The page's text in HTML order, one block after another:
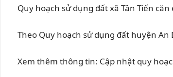
Quy hoạch sử dụng đất xã Tân Tiến
Theo Quy hoạch sử dụng đất huyện
Xem thêm thông tin: Cập nhật quy